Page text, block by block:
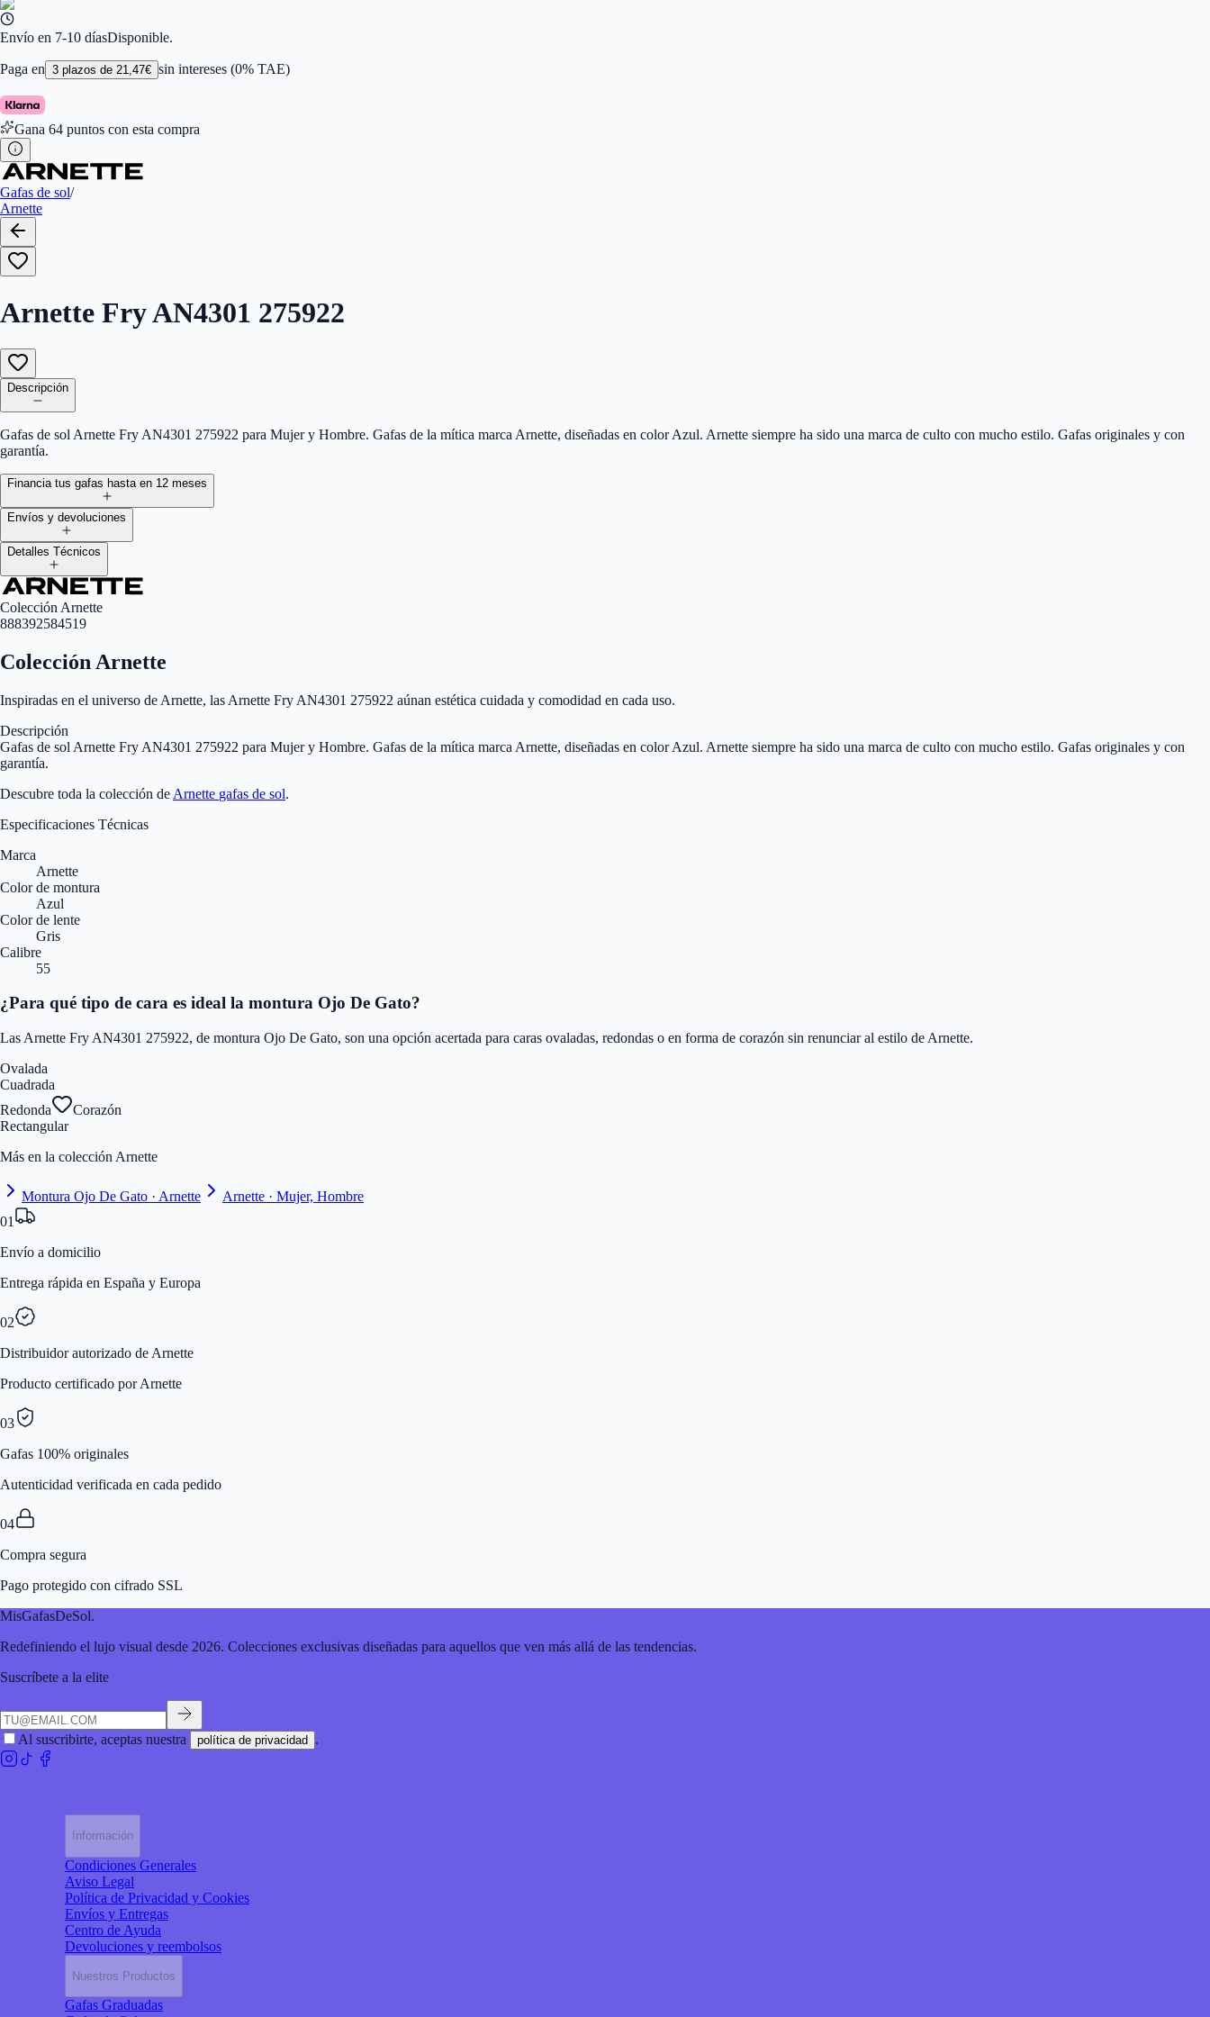
Color de Lentes:Gris
Forma:Ojo De Gato
Género:Mujer, Hombre
Largo de la Varilla (mm)
Marca
Tipo de Cristales :Polarizados
Envío en 7-10 díasDisponible.
Paga en 3 plazos de 21,47€ sin intereses (0% TAE)
Gana 64 puntos con esta compra
Gafas de sol/
Arnette
Arnette Fry AN4301 275922
Descripción
Gafas de sol Arnette Fry AN4301 275922 para Mujer y Hombre. Gafas de la mítica marca Arnette, diseñadas en color Azul. Arnette siempre ha sido una marca de culto con mucho estilo. Gafas originales y con
garantía.
Financia tus gafas hasta en 12 meses
Envíos y devoluciones
Detalles Técnicos
Colección Arnette
888392584519
Colección Arnette
Inspiradas en el universo de Arnette, las Arnette Fry AN4301 275922 aúnan estética cuidada y comodidad en cada uso.
Descripción
Gafas de sol Arnette Fry AN4301 275922 para Mujer y Hombre. Gafas de la mítica marca Arnette, diseñadas en color Azul. Arnette siempre ha sido una marca de culto con mucho estilo. Gafas originales y con
garantía.
Descubre toda la colección de Arnette gafas de sol.
Especificaciones Técnicas
Marca
Arnette
Color de montura
Azul
Color de lente
Gris
Calibre
55
¿Para qué tipo de cara es ideal la montura Ojo De Gato?
Las Arnette Fry AN4301 275922, de montura Ojo De Gato, son una opción acertada para caras ovaladas, redondas o en forma de corazón sin renunciar al estilo de Arnette.
Ovalada
Cuadrada
Redonda
Corazón
Rectangular
Más en la colección Arnette
Montura Ojo De Gato · Arnette
Arnette · Mujer, Hombre
01
Envío a domicilio
Entrega rápida en España y Europa
02
Distribuidor autorizado de Arnette
Producto certificado por Arnette
03
Gafas 100% originales
Autenticidad verificada en cada pedido
04
Compra segura
Pago protegido con cifrado SSL
MisGafasDeSol.
Redefiniendo el lujo visual desde 2026. Colecciones exclusivas diseñadas para aquellos que ven más allá de las tendencias.
Suscríbete a la elite
Al suscribirte, aceptas nuestra política de privacidad .
Información
Condiciones Generales
Aviso Legal
Política de Privacidad y Cookies
Envíos y Entregas
Centro de Ayuda
Devoluciones y reembolsos
Nuestros Productos
Gafas Graduadas